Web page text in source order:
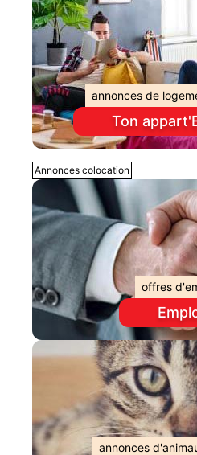
Ton
annonces de
Annonces colocation
offres
annonces